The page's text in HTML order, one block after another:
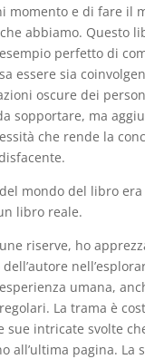
momento e di fare il
abbiamo. Questo
perfetto di
essere sia
oscure dei
sopportare, ma
che rende la
mondo del libro era
libro reale.
riserve, ho
umana,
La trama è
sue intricate svolte
all’ultima pagina. La